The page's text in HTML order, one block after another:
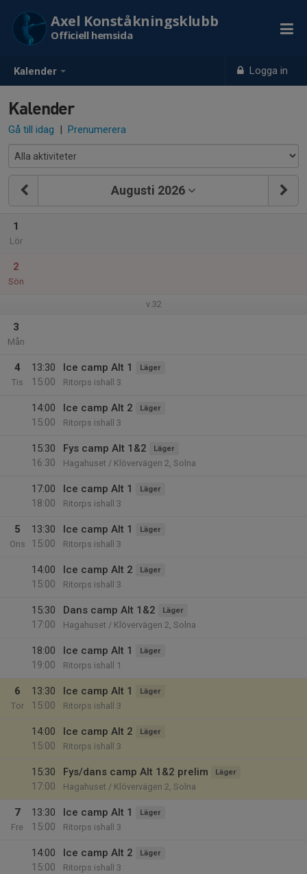
Kalender Logga in
Axel Konståkningsklubb
Officiell hemsida
Kalender
Gå till idag | Prenumerera
Augusti 2026
1
Lör
2
Sön
v.32
3
Mån
4
Tis
13:30
15:00
Ice camp Alt 1 Läger
Ritorps ishall 3
14:00
15:00
Ice camp Alt 2 Läger
Ritorps ishall 3
15:30
16:30
Fys camp Alt 1&2 Läger
Hagahuset / Klövervägen 2, Solna
17:00
18:00
Ice camp Alt 1 Läger
Ritorps ishall 3
5
Ons
13:30
15:00
Ice camp Alt 1 Läger
Ritorps ishall 3
14:00
15:00
Ice camp Alt 2 Läger
Ritorps ishall 3
15:30
17:00
Dans camp Alt 1&2 Läger
Hagahuset / Klövervägen 2, Solna
18:00
19:00
Ice camp Alt 1 Läger
Ritorps ishall 1
6
Tor
13:30
15:00
Ice camp Alt 1 Läger
Ritorps ishall 3
14:00
15:00
Ice camp Alt 2 Läger
Ritorps ishall 3
15:30
17:00
Fys/dans camp Alt 1&2 prelim Läger
Hagahuset / Klövervägen 2, Solna
7
Fre
13:30
15:00
Ice camp Alt 1 Läger
Ritorps ishall 3
14:00
15:00
Ice camp Alt 2 Läger
Ritorps ishall 3